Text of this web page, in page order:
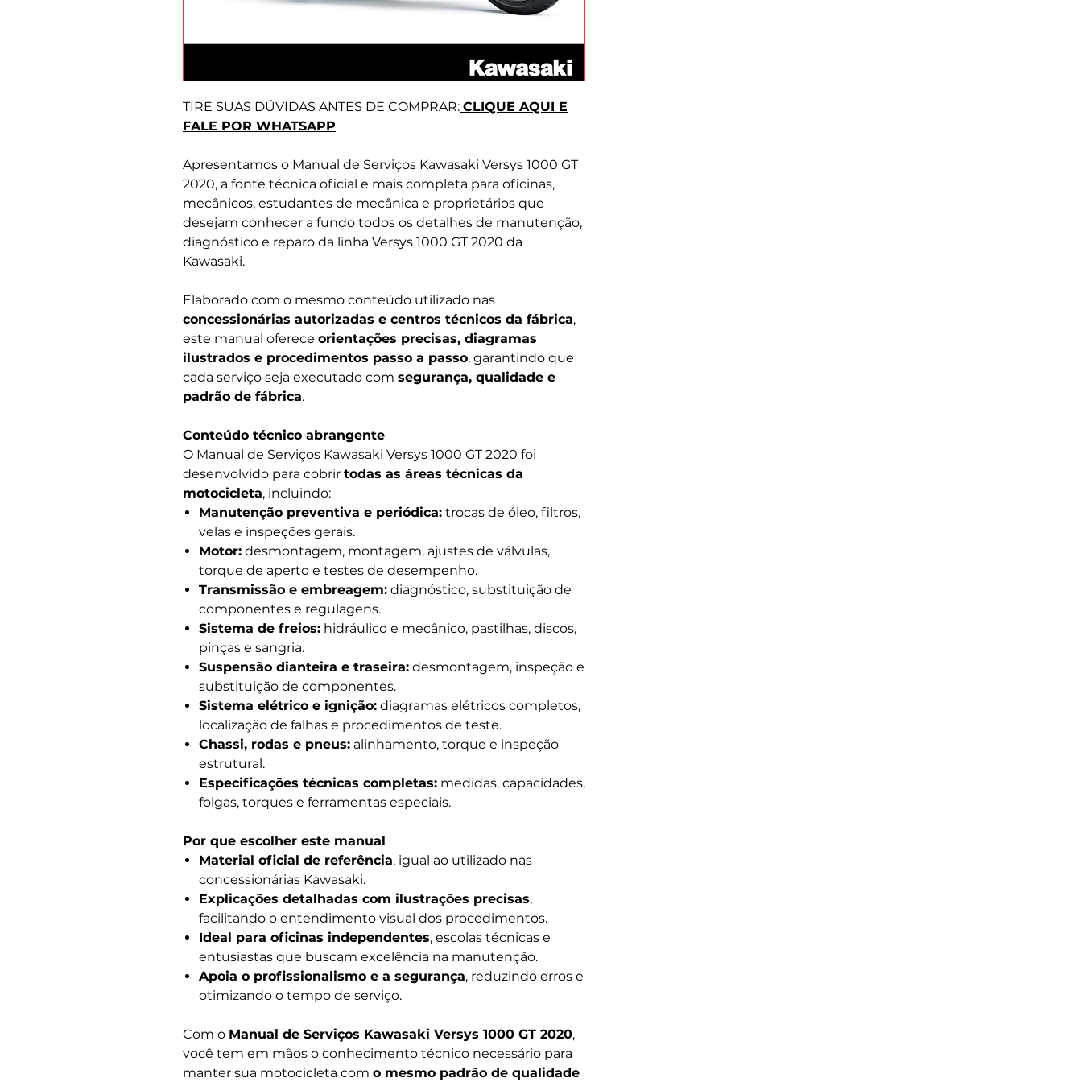
TIRE SUAS DÚVIDAS ANTES DE COMPRAR: CLIQUE AQUI E
FALE POR WHATSAPP
Apresentamos o Manual de Serviços Kawasaki Versys 1000 GT
2020, a fonte técnica oficial e mais completa para oficinas,
mecânicos, estudantes de mecânica e proprietários que
desejam conhecer a fundo todos os detalhes de manutenção,
diagnóstico e reparo da linha Versys 1000 GT 2020 da
Kawasaki.
Elaborado com o mesmo conteúdo utilizado nas
concessionárias autorizadas e centros técnicos da fábrica,
este manual oferece orientações precisas, diagramas
ilustrados e procedimentos passo a passo, garantindo que
cada serviço seja executado com segurança, qualidade e
padrão de fábrica.
Conteúdo técnico abrangente
O Manual de Serviços Kawasaki Versys 1000 GT 2020 foi
desenvolvido para cobrir todas as áreas técnicas da
motocicleta, incluindo:
Manutenção preventiva e periódica: trocas de óleo, filtros,
velas e inspeções gerais.
Motor: desmontagem, montagem, ajustes de válvulas,
torque de aperto e testes de desempenho.
Transmissão e embreagem: diagnóstico, substituição de
componentes e regulagens.
Sistema de freios: hidráulico e mecânico, pastilhas, discos,
pinças e sangria.
Suspensão dianteira e traseira: desmontagem, inspeção e
substituição de componentes.
Sistema elétrico e ignição: diagramas elétricos completos,
localização de falhas e procedimentos de teste.
Chassi, rodas e pneus: alinhamento, torque e inspeção
estrutural.
Especificações técnicas completas: medidas, capacidades,
folgas, torques e ferramentas especiais.
Por que escolher este manual
Material oficial de referência, igual ao utilizado nas
concessionárias Kawasaki.
Explicações detalhadas com ilustrações precisas,
facilitando o entendimento visual dos procedimentos.
Ideal para oficinas independentes, escolas técnicas e
entusiastas que buscam excelência na manutenção.
Apoia o profissionalismo e a segurança, reduzindo erros e
otimizando o tempo de serviço.
Com o Manual de Serviços Kawasaki Versys 1000 GT 2020,
você tem em mãos o conhecimento técnico necessário para
manter sua motocicleta com o mesmo padrão de qualidade